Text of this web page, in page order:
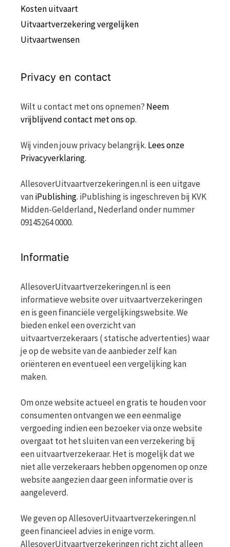
Kosten uitvaart
Uitvaartverzekering vergelijken
Uitvaartwensen
Privacy en contact
Wilt u contact met ons opnemen? Neem
vrijblijvend contact met ons op.
Wij vinden jouw privacy belangrijk. Lees onze
Privacyverklaring.
AllesoverUitvaartverzekeringen.nl is een uitgave
vaniPublishing. iPublishing is ingeschreven bij KVK
Midden-Gelderland, Nederland onder nummer
09145264 0000.
Informatie
AllesoverUitvaartverzekeringen.nl is een
informatieve website over uitvaartverzekeringen
en is geen financiële vergelijkingswebsite. We
bieden enkel een overzicht van
uitvaartverzekeraars ( statische advertenties) waar
je op de website van de aanbieder zelf kan
oriënteren en eventueel een vergelijking kan
maken.
Om onze website actueel en gratis te houden voor
consumenten ontvangen we een eenmalige
vergoeding indien een bezoeker via onze website
overgaat tot het sluiten van een verzekering bij
een uitvaartverzekeraar. Het is mogelijk dat we
niet alle verzekeraars hebben opgenomen op onze
website aangezien daar geen informatie over is
aangeleverd.
We geven op AllesoverUitvaartverzekeringen.nl
geen financieel advies in enige vorm.
AllesoverUitvaartverzekeringen richt zicht alleen